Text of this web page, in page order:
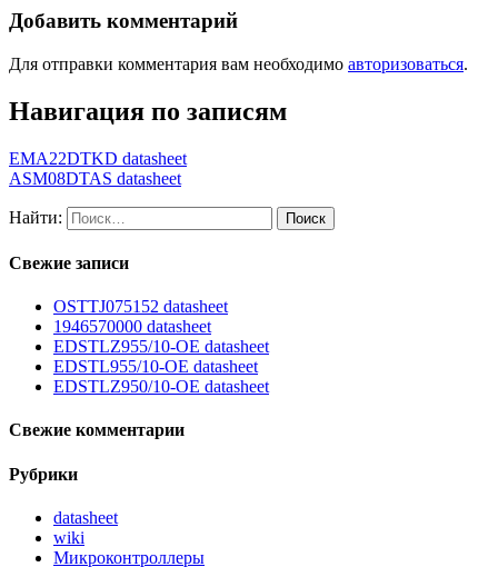
Добавить комментарий
Для отправки комментария вам необходимо авторизоваться.
Навигация по записям
EMA22DTKD datasheet
ASM08DTAS datasheet
Найти:
Свежие записи
OSTTJ075152 datasheet
1946570000 datasheet
EDSTLZ955/10-OE datasheet
EDSTL955/10-OE datasheet
EDSTLZ950/10-OE datasheet
Свежие комментарии
Рубрики
datasheet
wiki
Микроконтроллеры